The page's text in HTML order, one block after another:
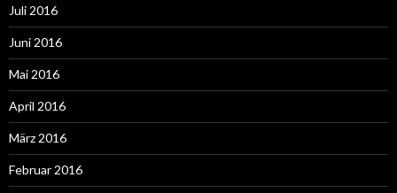
Juli 2016
Juni 2016
Mai 2016
April 2016
März 2016
Februar 2016